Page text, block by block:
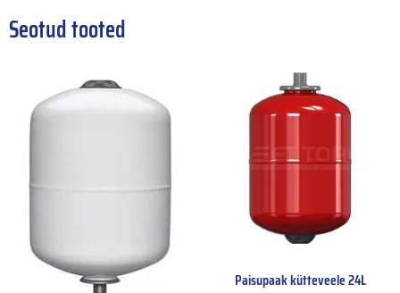
Seotud tooted
Paisupaak kütteveele 24L